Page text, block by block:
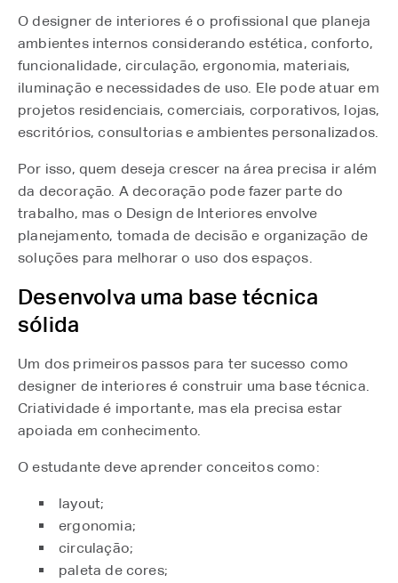
O designer de interiores é o profissional que planeja
ambientes internos considerando estética, conforto,
funcionalidade, circulação, ergonomia, materiais,
iluminação e necessidades de uso. Ele pode atuar em
projetos residenciais, comerciais, corporativos, lojas,
escritórios, consultorias e ambientes personalizados.
Por isso, quem deseja crescer na área precisa ir além
da decoração. A decoração pode fazer parte do
trabalho, mas o Design de Interiores envolve
planejamento, tomada de decisão e organização de
soluções para melhorar o uso dos espaços.
Desenvolva uma base técnica
sólida
Um dos primeiros passos para ter sucesso como
designer de interiores é construir uma base técnica.
Criatividade é importante, mas ela precisa estar
apoiada em conhecimento.
O estudante deve aprender conceitos como:
layout;
ergonomia;
circulação;
paleta de cores;